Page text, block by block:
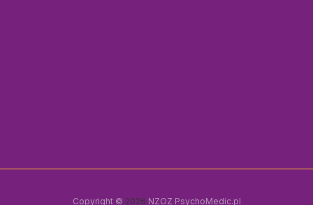
Copyright © 2026 NZOZ PsychoMedic.pl